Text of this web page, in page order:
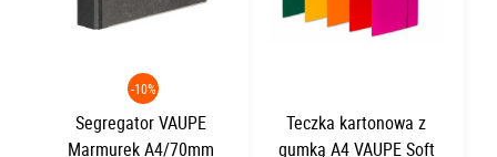
-10%
Segregator VAUPE
Marmurek A4/70mm
Teczka kartonowa z
gumką A4 VAUPE Soft